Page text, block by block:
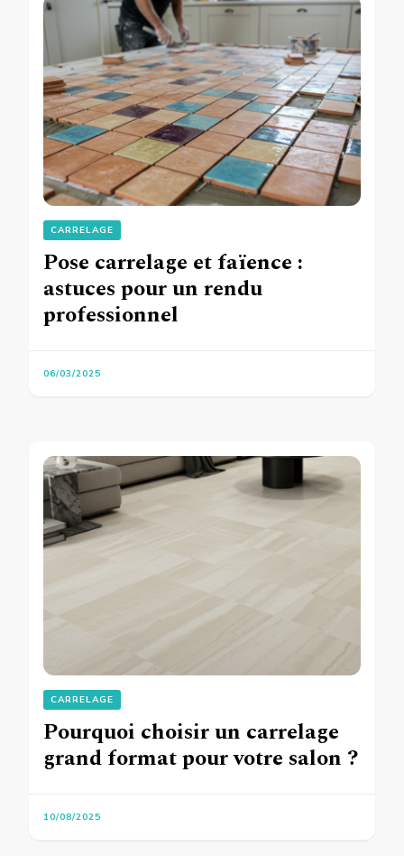
CARRELAGE
Pose carrelage et faïence :
astuces pour un rendu
professionnel
06/03/2025
CARRELAGE
Pourquoi choisir un carrelage
grand format pour votre salon ?
10/08/2025